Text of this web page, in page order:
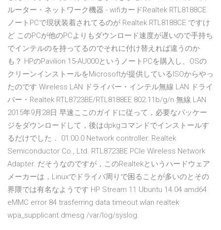
ルーター・ネットワーク機器 - wifiカードRealtek RTL8188CE
ノートPCで現状装着されてるのが Realtek RTL8188CE ですけ
ど このPCが他のPCよりもダウンロード速度が遅いので手持ち
でインテルのを持ってるのでそれに付け替えれば違うのか
も？ HPのPavilion 15-AU000というノートPCを購入し、OSの
クリーンインストールをMicrosoftが提供しているISOからやっ
たのです Wireless LAN ドライバー・インテル無線 LAN ドライ
バー・Realtek RTL8723BE/RTL8188EE 802.11b/g/n 無線 LAN
2015年9月28日 早速ここのガイドに従って，必要なパッケー
ジをダウンロードして，後はdpkgコマンドでインストールす
るだけでした． 01:00.0 Network controller: Realtek
Semiconductor Co., Ltd. RTL8723BE PCIe Wireless Network
Adapter. だそうなのですが，このRealtekというハードウェア
メーカーは，Linuxでドライバ周りで困ることが多いのとその
界隈では有名なようです HP Stream 11 Ubuntu 14.04 amd64
eMMC error 84 trasferring data timeout wlan realtek
wpa_supplicant dmesg /var/log/syslog.